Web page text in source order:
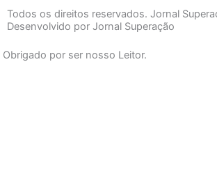
e
b
o
o
t
a
r
t
u
e
Todos os direitos reservados. Jornal
Desenvolvido por Jornal Superação
Obrigado por ser nosso Leitor.